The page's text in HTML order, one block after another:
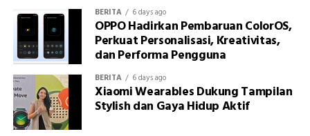
BERITA 6 days ago
OPPO Hadirkan Pembaruan ColorOS,
Perkuat Personalisasi, Kreativitas,
dan Performa Pengguna
BERITA 6 days ago
Xiaomi Wearables Dukung Tampilan
Stylish dan Gaya Hidup Aktif